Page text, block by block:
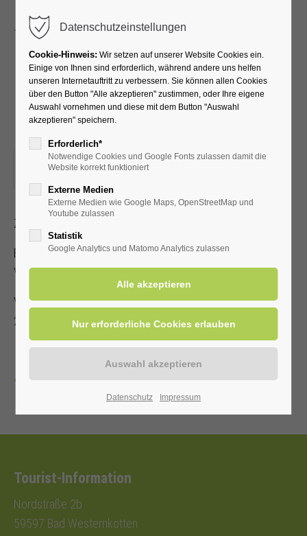
Ein bunter Melodienreigen
mit Wolfgang Holz
01.05.2024, 15:00
Zutritt mit gültiger Kur- /Einwohnerkarte
Es steht nur eine begrenzte Anzahl an Sitzplätzen zur
Verfügung!
Veranstalter: Kurverwaltung Bad Westernkotten, Telefon: 0
29 43 . 976 58 10
Zurück
Tourist-Information
Nordstraße 2b
59597 Bad Westernkotten
Datenschutzeinstellungen
Cookie-Hinweis: Wir setzen auf unserer Website Cookies ein.
Einige von Ihnen sind erforderlich, während andere uns helfen
unseren Internetauftritt zu verbessern. Sie können allen Cookies
über den Button "Alle akzeptieren" zustimmen, oder Ihre eigene
Auswahl vornehmen und diese mit dem Button "Auswahl
akzeptieren" speichern.
Erforderlich*
Notwendige Cookies und Google Fonts zulassen damit die
Website korrekt funktioniert
Externe Medien
Externe Medien wie Google Maps, OpenStreetMap und
Youtube zulassen
Statistik
Google Analytics und Matomo Analytics zulassen
Datenschutz Impressum